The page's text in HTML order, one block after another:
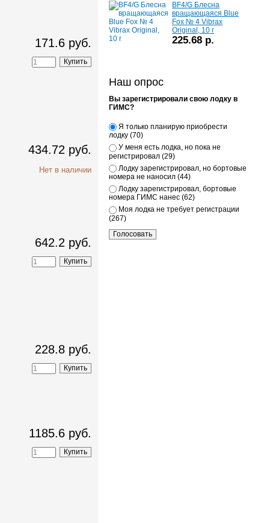
171.6 руб.
434.72 руб.
Нет в наличии
642.2 руб.
228.8 руб.
1185.6 руб.
BF4/G Блесна
вращающаяся Blue
Fox № 4 Vibrax
Original, 10 г
225.68 р.
Наш опрос
Вы зарегистрировали свою лодку в
ГИМС?
Я только планирую приобрести
лодку (70)
У меня есть лодка, но пока не
регистрировал (29)
Лодку зарегистрировал, но бортовые
номера не наносил (44)
Лодку зарегистрировал, бортовые
номера ГИМС нанес (62)
Моя лодка не требует регистрации
(267)